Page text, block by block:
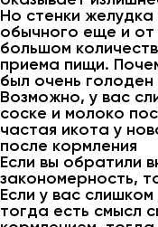
Но стенки желудка
обычного еще и от
большом
приема пищи.
был очень
Возможно, у вас
соске и молоко
частая икота у
после кормления
Если вы обратили
закономерность,
Если у вас
тогда есть смысл